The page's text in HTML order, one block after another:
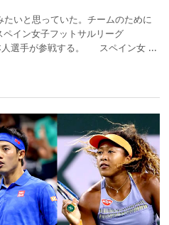
いと思っていた。チームのために
イン女子フットサルリーグ
選手が参戦する。 スペイン女 ...